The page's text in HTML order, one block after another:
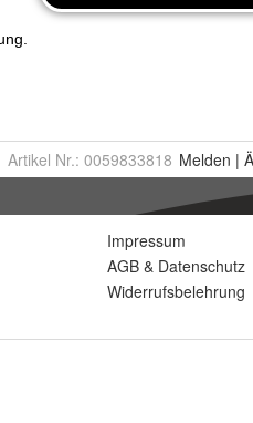
Artikel Nr.: 0059833818 Melden |
Impressum
AGB & Datenschutz
Widerrufsbelehrung